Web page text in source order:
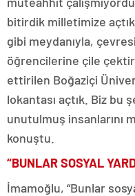
bitirdik milletimize
gibi meydanıyla,
öğrencilerine çile
ettirilen Boğaziçi
lokantası açtık. Biz bu
unutulmuş insanlarını
konuştu.
“BUNLAR SOSYAL
İmamoğlu, “Bunlar